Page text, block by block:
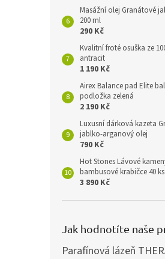
Masážní olej Granátové
200 ml
290 Kč
Kvalitní froté osuška ze
antracit
1 190 Kč
Airex Balance pad Elite
podložka zelená
2 190 Kč
Luxusní dárková kazeta
jablko-arganový olej
790 Kč
Hot Stones Lávové
bambusové krabičce 40 ks
3 890 Kč
Jak hodnotíte naše